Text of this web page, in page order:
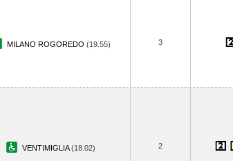
MILANO ROGOREDO (19.55) 3
VENTIMIGLIA(18.02) 2